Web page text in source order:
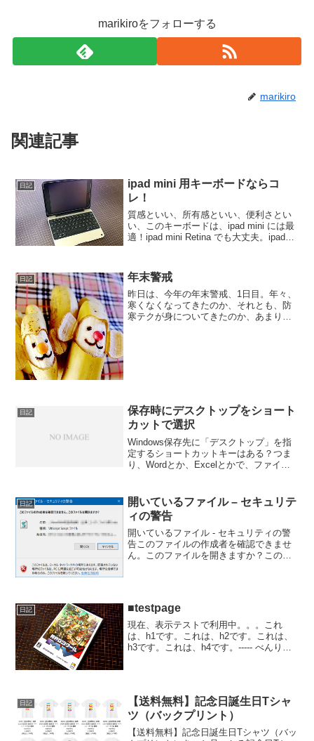
marikiroをフォローする
marikiro
関連記事
日記
ipad mini 用キーボードならコ
レ！
質感といい、所有感といい、便利さとい
い、このキーボードは、ipad mini には最
適！ipad mini Retina でも大丈夫。ipad
日記 年末警戒
昨日は、今年の年末警戒、1日目。年々、
寒くなくなってきたのか、それとも、防
寒テクが身についてきたのか、あまり、
日記
保存時にデスクトップをショート
カットで選択
Windows保存先に「デスクトップ」を指
定するショートカットキーはある？つま
り、Wordとか、Excelとかで、ファイル
意外と、名前を付けて保存するときに画
面で、デス...
日記
開いているファイル – セキュリテ
ィの警告
開いているファイル - セキュリティの警
告このファイルの作成者を確認できませ
ん。このファイルを開きますか？このフ
日記 ■testpage
現在、表示テストで利用中。。。これ
は、h1です。これは、h2です。これは、
h3です。これは、h4です。----- べんりあ
日記
【送料無料】記念日誕生日Tシャ
ツ（バックプリント）
【送料無料】記念日誕生日Tシャツ（バッ